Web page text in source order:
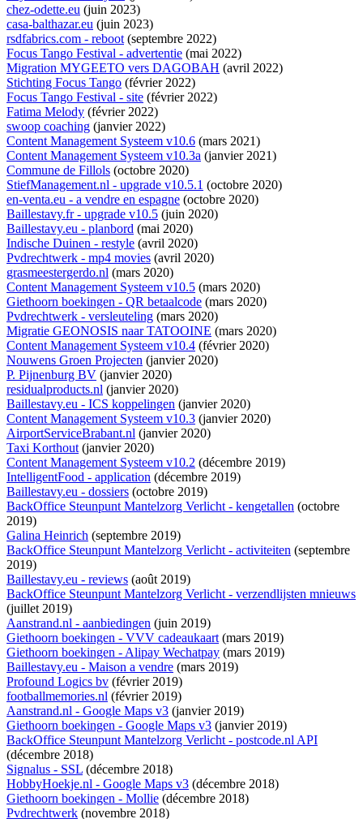
chez-odette.eu (juin 2023)
casa-balthazar.eu (juin 2023)
rsdfabrics.com - reboot(septembre 2022)
Focus Tango Festival - advertentie (mai 2022)
Migration MYGEETO vers DAGOBAH (avril 2022)
Stichting Focus Tango (février 2022)
Focus Tango Festival - site (février 2022)
Fatima Melody (février 2022)
swoop coaching (janvier 2022)
Content Management Systeem v10.6 (mars 2021)
Content Management Systeem v10.3a (janvier 2021)
Commune de Fillols (octobre 2020)
StiefManagement.nl - upgrade v10.5.1 (octobre 2020)
en-venta.eu - a vendre en espagne (octobre 2020)
Baillestavy.fr - upgrade v10.5 (juin 2020)
Baillestavy.eu - planbord (mai 2020)
Indische Duinen - restyle (avril 2020)
Pvdrechtwerk - mp4 movies (avril 2020)
grasmeestergerdo.nl (mars 2020)
Content Management Systeem v10.5 (mars 2020)
Giethoorn boekingen - QR betaalcode (mars 2020)
Pvdrechtwerk - versleuteling (mars 2020)
Migratie GEONOSIS naar TATOOINE (mars 2020)
Content Management Systeem v10.4 (février 2020)
Nouwens Groen Projecten (janvier 2020)
P. Pijnenburg BV (janvier 2020)
residualproducts.nl (janvier 2020)
Baillestavy.eu - ICS koppelingen (janvier 2020)
Content Management Systeem v10.3 (janvier 2020)
AirportServiceBrabant.nl (janvier 2020)
Taxi Korthout(janvier 2020)
Content Management Systeem v10.2 (décembre 2019)
IntelligentFood - application (décembre 2019)
Baillestavy.eu - dossiers (octobre 2019)
BackOffice Steunpunt Mantelzorg Verlicht - kengetallen (octobre
2019)
Galina Heinrich (septembre 2019)
BackOffice Steunpunt Mantelzorg Verlicht - activiteiten (septembre
2019)
Baillestavy.eu - reviews (août 2019)
BackOffice Steunpunt Mantelzorg Verlicht - verzendlijsten mnieuws
(juillet 2019)
Aanstrand.nl - aanbiedingen (juin 2019)
Giethoorn boekingen - VVV cadeaukaart(mars 2019)
Giethoorn boekingen - Alipay Wechatpay (mars 2019)
Baillestavy.eu - Maison a vendre (mars 2019)
Profound Logics bv (février 2019)
footballmemories.nl (février 2019)
Aanstrand.nl - Google Maps v3 (janvier 2019)
Giethoorn boekingen - Google Maps v3 (janvier 2019)
BackOffice Steunpunt Mantelzorg Verlicht - postcode.nl API
(décembre 2018)
Signalus - SSL (décembre 2018)
HobbyHoekje.nl - Google Maps v3 (décembre 2018)
Giethoorn boekingen - Mollie (décembre 2018)
Pvdrechtwerk (novembre 2018)